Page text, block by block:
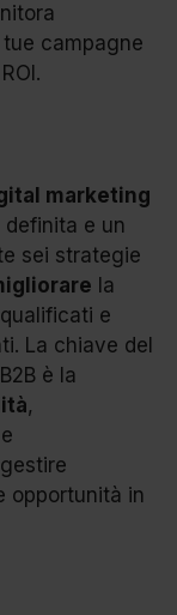
campagne
marketing
e un
sei strategie
la
e
La chiave del
è la
,
e
opportunità in